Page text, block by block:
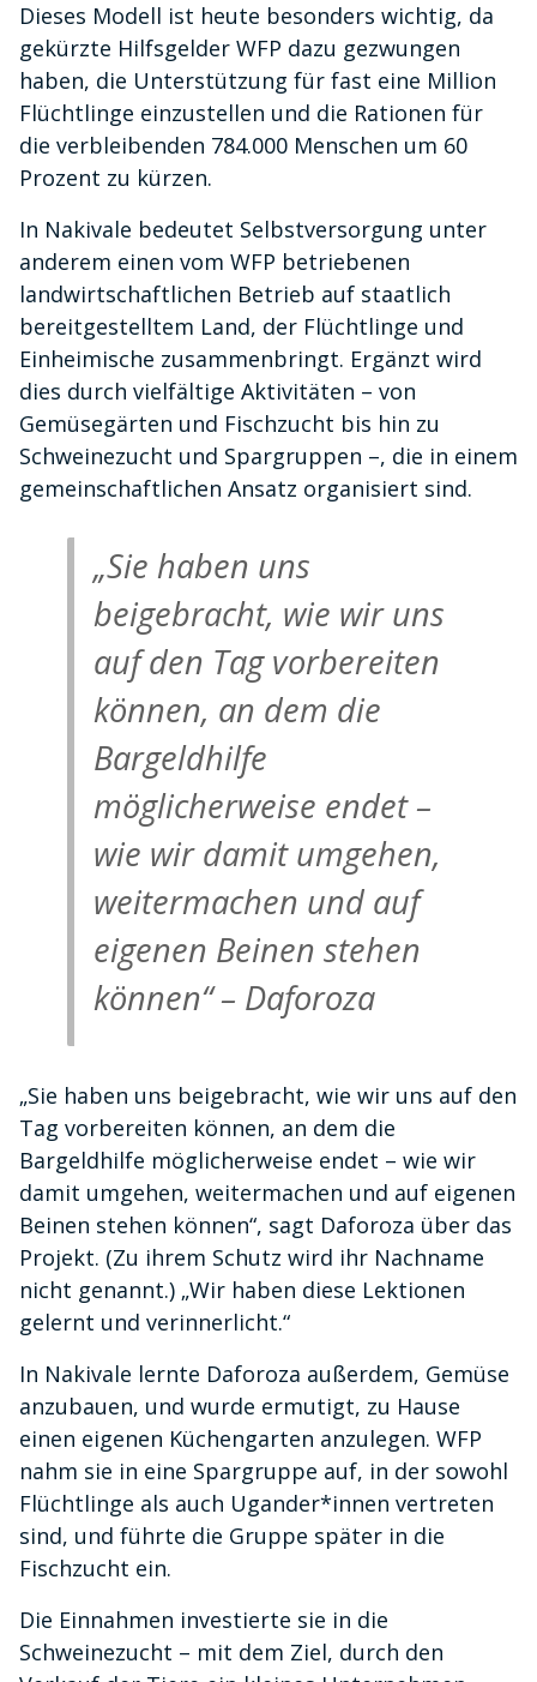
Dieses Modell ist heute besonders wichtig, da
gekürzte Hilfsgelder WFP dazu gezwungen
haben, die Unterstützung für fast eine Million
Flüchtlinge einzustellen und die Rationen für
die verbleibenden 784.000 Menschen um 60
Prozent zu kürzen.
In Nakivale bedeutet Selbstversorgung unter
anderem einen vom WFP betriebenen
landwirtschaftlichen Betrieb auf staatlich
bereitgestelltem Land, der Flüchtlinge und
Einheimische zusammenbringt. Ergänzt wird
dies durch vielfältige Aktivitäten – von
Gemüsegärten und Fischzucht bis hin zu
Schweinezucht und Spargruppen –, die in einem
gemeinschaftlichen Ansatz organisiert sind.
„Sie haben uns
beigebracht, wie wir uns
auf den Tag vorbereiten
können, an dem die
Bargeldhilfe
möglicherweise endet –
wie wir damit umgehen,
weitermachen und auf
eigenen Beinen stehen
können“ – Daforoza
„Sie haben uns beigebracht, wie wir uns auf den
Tag vorbereiten können, an dem die
Bargeldhilfe möglicherweise endet – wie wir
damit umgehen, weitermachen und auf eigenen
Beinen stehen können“, sagt Daforoza über das
Projekt. (Zu ihrem Schutz wird ihr Nachname
nicht genannt.) „Wir haben diese Lektionen
gelernt und verinnerlicht.“
In Nakivale lernte Daforoza außerdem, Gemüse
anzubauen, und wurde ermutigt, zu Hause
einen eigenen Küchengarten anzulegen. WFP
nahm sie in eine Spargruppe auf, in der sowohl
Flüchtlinge als auch Ugander*innen vertreten
sind, und führte die Gruppe später in die
Fischzucht ein.
Die Einnahmen investierte sie in die
Schweinezucht – mit dem Ziel, durch den